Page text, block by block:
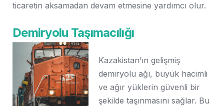
ticaretin aksamadan devam etmesine yardımcı olur.
Demiryolu Taşımacılığı
Kazakistan’ın gelişmiş
demiryolu ağı, büyük hacimli
ve ağır yüklerin güvenli bir
şekilde taşınmasını sağlar. Bu